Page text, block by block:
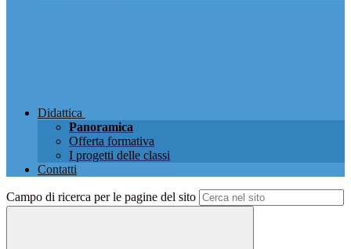
Didattica
Panoramica
Offerta formativa
I progetti delle classi
Contatti
Campo di ricerca per le pagine del sito